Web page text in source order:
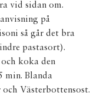
vid sidan om.
på
så går det bra
pastasort).
koka den
min. Blanda
Västerbottensost.